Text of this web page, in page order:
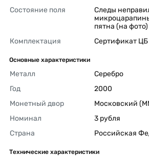
Состояние поля
Следы
пятна (на фото)
Комплектация
Сертификат
Основные характеристики
Металл
Серебро
Год
2000
Монетный двор
Московский
Номинал
3 рубля
Страна
Российская
Технические характеристики